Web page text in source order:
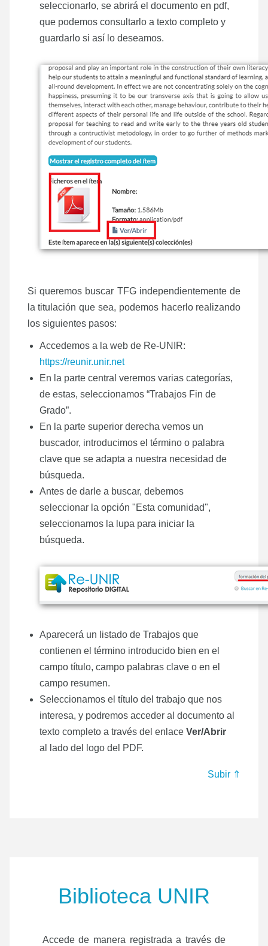
seleccionarlo, se abrirá el documento en pdf,
que podemos consultarlo a texto completo y
guardarlo si así lo deseamos.
Si queremos buscar TFG independientemente de
la titulación que sea, podemos hacerlo realizando
los siguientes pasos:
Accedemos a la web de Re-UNIR:
https://reunir.unir.net
En la parte central veremos varias categorías,
de estas, seleccionamos “Trabajos Fin de
Grado”.
En la parte superior derecha vemos un
buscador, introducimos el término o palabra
clave que se adapta a nuestra necesidad de
búsqueda.
Antes de darle a buscar, debemos
seleccionar la opción "Esta comunidad",
seleccionamos la lupa para iniciar la
búsqueda.
Aparecerá un listado de Trabajos que
contienen el término introducido bien en el
campo título, campo palabras clave o en el
campo resumen.
Seleccionamos el título del trabajo que nos
interesa, y podremos acceder al documento al
texto completo a través del enlace Ver/Abrir
al lado del logo del PDF.
Subir ⇑
Biblioteca UNIR
Accede de manera registrada a través de